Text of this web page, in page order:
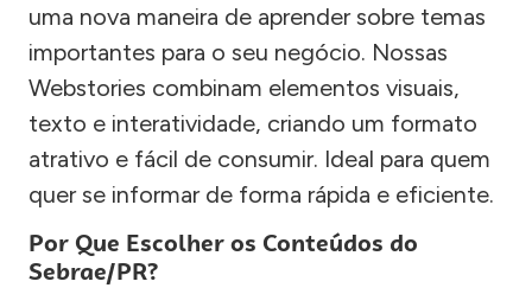
uma nova maneira de aprender sobre temas
importantes para o seu negócio. Nossas
Webstories combinam elementos visuais,
texto e interatividade, criando um formato
atrativo e fácil de consumir. Ideal para quem
quer se informar de forma rápida e eficiente.
Por Que Escolher os Conteúdos do
Sebrae/PR?